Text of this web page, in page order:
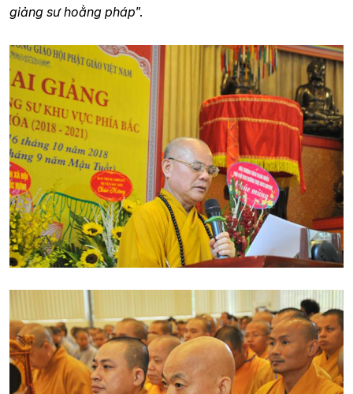
giảng sư hoằng pháp”.